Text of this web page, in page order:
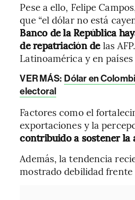
Pese a ello, Felipe
que “el dólar no está
Banco de la República
de repatriación delas
Latinoamérica y en países
VER MÁS: Dólar en
electoral
Factores como el
exportaciones y la
contribuido a sostener la
Además, la tendencia
mostrado debilidad